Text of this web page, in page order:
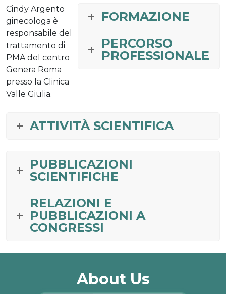
Cindy Argento
ginecologa è
responsabile del
trattamento di
PMA del centro
Genera Roma
presso la Clinica
Valle Giulia.
FORMAZIONE
PERCORSO
PROFESSIONALE
ATTIVITÀ SCIENTIFICA
PUBBLICAZIONI
SCIENTIFICHE
RELAZIONI E
PUBBLICAZIONI A
CONGRESSI
About Us